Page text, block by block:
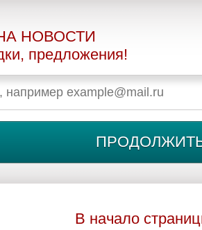
НОВОСТИ
предложения!
В начало